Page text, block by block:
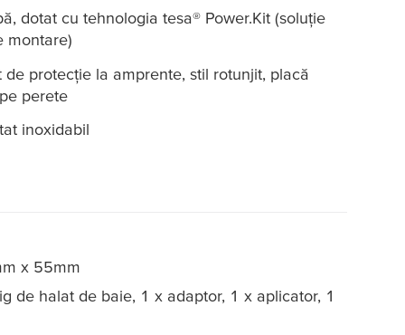
dotat cu tehnologiatesa® Power.Kit (soluție
montare)
de protecție la amprente, stil rotunjit, placă
perete
inoxidabil
x 55mm
de halat de baie, 1 x adaptor, 1 x aplicator, 1